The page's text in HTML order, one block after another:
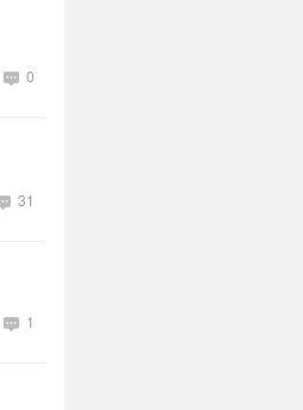
0
31
1